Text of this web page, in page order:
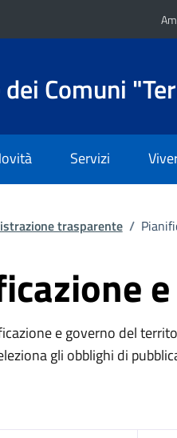
Comuni
Servizi
trasparente /
e governo del
gli obblighi di